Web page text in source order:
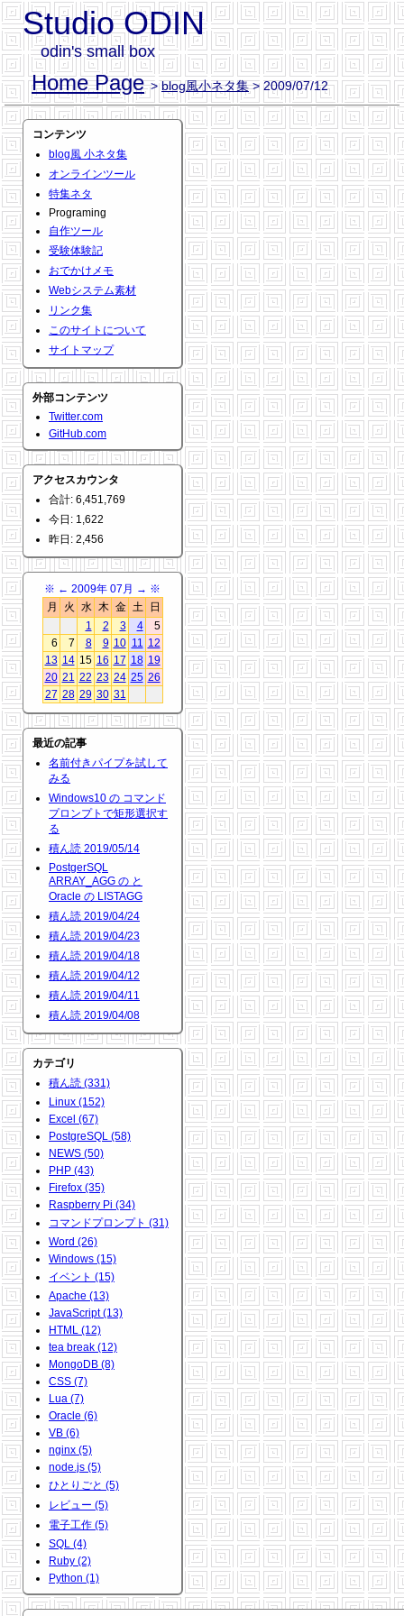
Studio ODIN
odin's small box
Home Page >blog風小ネタ集> 2009/07/12
コンテンツ
blog風 小ネタ集
オンラインツール
特集ネタ
Programing
自作ツール
受験体験記
おでかけメモ
Webシステム素材
リンク集
このサイトについて
サイトマップ
外部コンテンツ
Twitter.com
GitHub.com
アクセスカウンタ
合計: 6,451,769
今日: 1,622
昨日: 2,456
※ ← 2009年 07月 → ※
月
火 水 木 金 土
日
1
2 3 4
5
6
7 8 9 10 11 12
13 14 15 16 17 18 19
20 21 22 23 24 25 26
27 28 29 30 31
最近の記事
名前付きパイプを試して
みる
Windows10 の コマンド
プロンプトで矩形選択す
る
積ん読 2019/05/14
PostgerSQL
ARRAY_AGG の と
Oracle の LISTAGG
積ん読 2019/04/24
積ん読 2019/04/23
積ん読 2019/04/18
積ん読 2019/04/12
積ん読 2019/04/11
積ん読 2019/04/08
カテゴリ
積ん読 (331)
Linux (152)
Excel (67)
PostgreSQL (58)
NEWS (50)
PHP (43)
Firefox (35)
Raspberry Pi (34)
コマンドプロンプト (31)
Word (26)
Windows (15)
イベント (15)
Apache (13)
JavaScript (13)
HTML (12)
tea break (12)
MongoDB (8)
CSS (7)
Lua (7)
Oracle (6)
VB (6)
nginx (5)
node.js (5)
ひとりごと (5)
レビュー (5)
電子工作 (5)
SQL (4)
Ruby (2)
Python (1)